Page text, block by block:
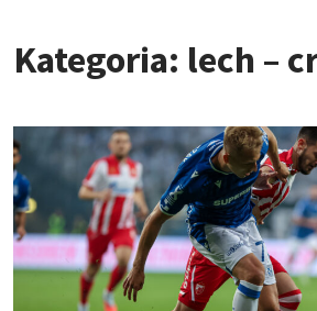
Kategoria: lech –